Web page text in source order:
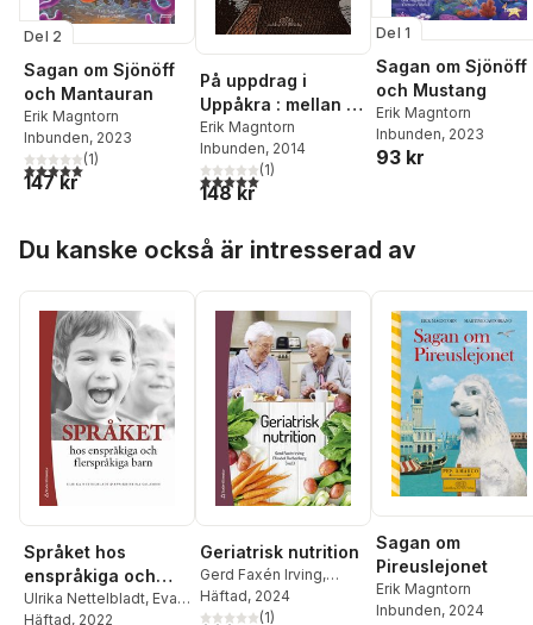
Del 2
Sagan om Sjönöff
och Mantauran
Erik Magntorn
Inbunden, 2023
5,0utav 5 stjärnor. Totalt antal röster:
(1)
147 kr
På uppdrag i
Uppåkra : mellan liv
och död
Erik Magntorn
Inbunden, 2014
5,0utav 5 stjärnor. Totalt antal röster:
(1)
148 kr
Del 1
Sagan om Sjönöff
och Mustang
Erik Magntorn
Inbunden, 2023
93 kr
Du kanske också är intresserad av
Språket hos
enspråkiga och
flerspråkiga barn :
Ulrika Nettelbladt, Eva-
Kristina Salameh
Häftad, 2022
Geriatrisk nutrition
Gerd Faxén Irving,
Elisabet Rothenberg
Tommy Cederholm
Häftad, 2024
(1)
Sagan om
Pireuslejonet
Erik Magntorn
Inbunden, 2024